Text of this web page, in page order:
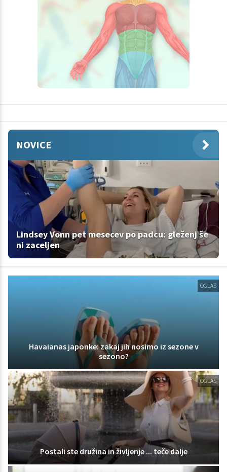
NOVICE
Lindsey Vonn pet mesecev po padcu: gleženj še
ni zaceljen
OGLAS
Havaianas japonke: zakaj jih nosimo iz sezone v
sezono?
OGLAS
Postali ste družina in življenje ... teče dalje